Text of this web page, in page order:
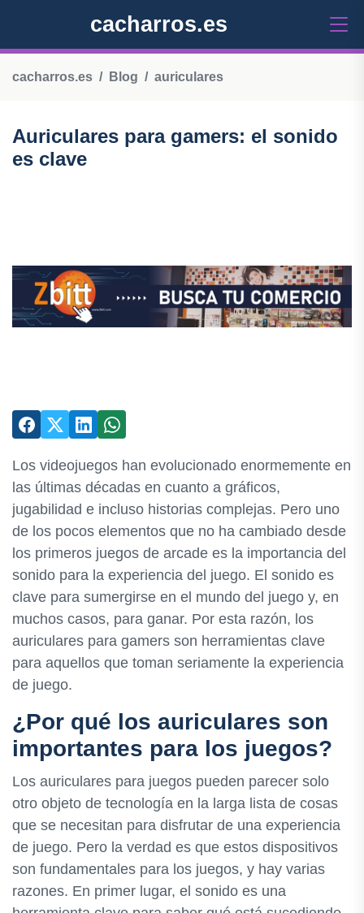
cacharros.es
cacharros.es Blog auriculares
Auriculares para gamers: el sonido
es clave
Los videojuegos han evolucionado enormemente en
las últimas décadas en cuanto a gráficos,
jugabilidad e incluso historias complejas. Pero uno
de los pocos elementos que no ha cambiado desde
los primeros juegos de arcade es la importancia del
sonido para la experiencia del juego. El sonido es
clave para sumergirse en el mundo del juego y, en
muchos casos, para ganar. Por esta razón, los
auriculares para gamers son herramientas clave
para aquellos que toman seriamente la experiencia
de juego.
¿Por qué los auriculares son
importantes para los juegos?
Los auriculares para juegos pueden parecer solo
otro objeto de tecnología en la larga lista de cosas
que se necesitan para disfrutar de una experiencia
de juego. Pero la verdad es que estos dispositivos
son fundamentales para los juegos, y hay varias
razones. En primer lugar, el sonido es una